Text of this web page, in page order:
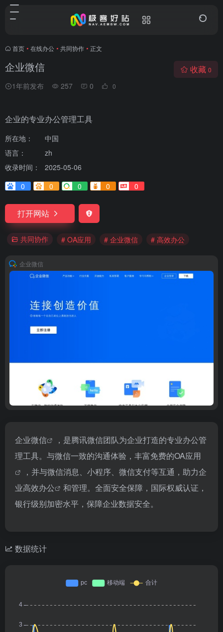
首页 • 在线办公 • 共同协作 • 正文
企业微信
1年前发布 257 0 0
收藏 0
企业的专业办公管理工具
所在地：
中国
语言：
zh
收录时间：
2025-05-06
0
0 0 0 0
打开网站
共同协作 # OA应用 # 企业微信 # 高效办公
企业微信
企业微信
，是腾讯微信团队为企业打造的专业办公管
理工具。与微信一致的沟通体验，丰富免费的OA应用
，并与微信消息、小程序、微信支付等互通，助力企
业高效办公
和管理。全面安全保障，国际权威认证，
银行级别加密水平，保障企业数据安全。
数据统计